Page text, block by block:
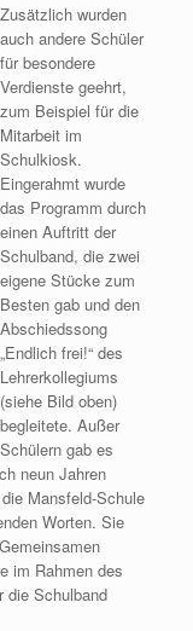
Zusätzlich wurden
auch andere Schüler
für besondere
Verdienste geehrt,
zum Beispiel für die
Mitarbeit im
Schulkiosk.
Eingerahmt wurde
das Programm durch
einen Auftritt der
Schulband, die zwei
eigene Stücke zum
Besten gab und den
Abschiedssong
„Endlich frei!“ des
Lehrerkollegiums
(siehe Bild oben)
begleitete. Außer
Schülern gab es
neun Jahren
Mansfeld-Schule
Worten. Sie
im Rahmen des
die Schulband